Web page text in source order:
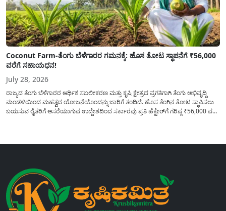
Coconut Farm-ತೆಂಗು ಬೆಳೆಗಾರರ ಗಮನಕ್ಕೆ: ಹೊಸ ತೋಟ ಸ್ಥಾಪನೆಗೆ ₹56,000
ವರೆಗೆ ಸಹಾಯಧನ!
July 28, 2026
ರಾಜ್ಯದ ತೆಂಗು ಬೆಳೆಗಾರರ ಆರ್ಥಿಕ ಸಬಲೀಕರಣ ಮತ್ತು ಕೃಷಿ ಕ್ಷೇತ್ರದ ಪ್ರಗತಿಗಾಗಿ ತೆಂಗು ಅಭಿವೃದ್ದಿ
ಮಂಡಳಿಯಿಂದ ಮಹತ್ವದ ಯೋಜನೆಯೊಂದನ್ನು ಜಾರಿಗೆ ತಂದಿದೆ. ಹೊಸ ತೆಂಗಿನ ತೋಟ ಸ್ಥಾಪಿಸಲು
ಬಯಸುವ ರೈತರಿಗೆ ಆಸರೆಯಾಗುವ ಉದ್ದೇಶದಿಂದ ಸರ್ಕಾರವು ಪ್ರತಿ ಹೆಕ್ಟೇರ್‌ಗೆ ಗರಿಷ್ಠ ₹56,000 ವರೆಗೆ